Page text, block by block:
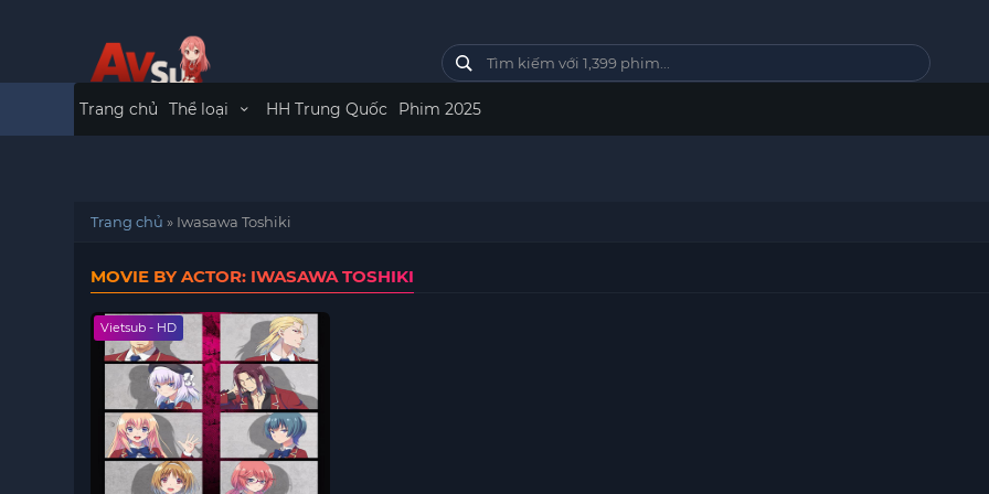
Trang chủ Thể loại HH Trung Quốc Phim 2025
Trang chủ » Iwasawa Toshiki
MOVIE BY ACTOR: IWASAWA TOSHIKI
Vietsub - HD